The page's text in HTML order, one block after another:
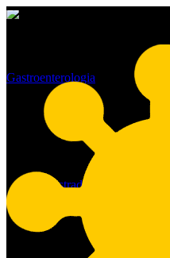
Gastroenterologia
Uma solução
crónica!
By administrador